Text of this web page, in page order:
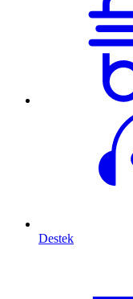
Destek